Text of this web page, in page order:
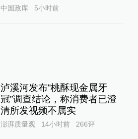
中国政库 5小时前
泸溪河发布“桃酥现金属牙
冠”调查结论，称消费者已澄
清所发视频不属实
澎湃质量观 14小时前 266评